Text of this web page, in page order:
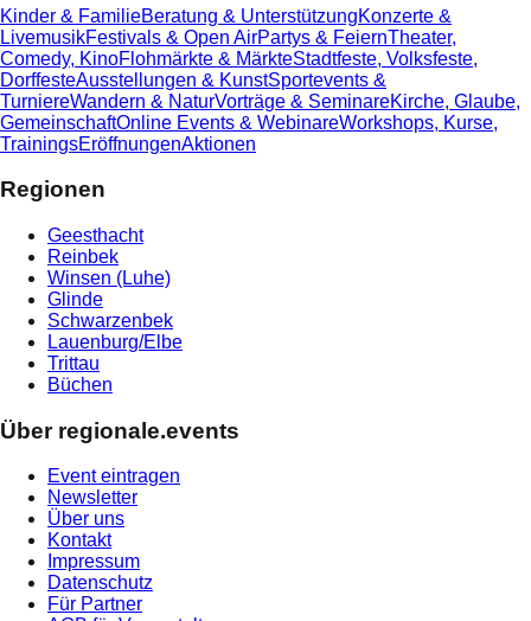
Kinder & FamilieBeratung & UnterstützungKonzerte &
LivemusikFestivals & Open AirPartys & FeiernTheater,
Comedy, KinoFlohmärkte & MärkteStadtfeste, Volksfeste,
DorffesteAusstellungen & KunstSportevents &
TurniereWandern & NaturVorträge & SeminareKirche, Glaube,
GemeinschaftOnline Events & WebinareWorkshops, Kurse,
TrainingsEröffnungenAktionen
Regionen
Geesthacht
Reinbek
Winsen (Luhe)
Glinde
Schwarzenbek
Lauenburg/Elbe
Trittau
Büchen
Über regionale.events
Event eintragen
Newsletter
Über uns
Kontakt
Impressum
Datenschutz
Für Partner